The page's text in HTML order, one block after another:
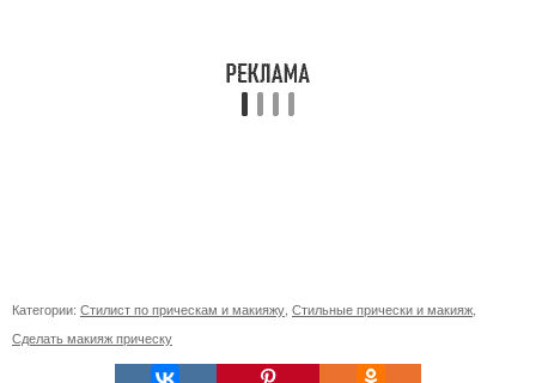
Категории: Стилист по прическам и макияжу Стильные прически и макияж
Сделать макияж прическу